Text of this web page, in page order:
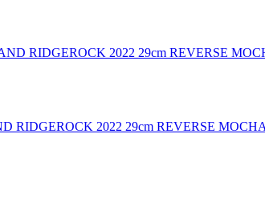
RIDGEROCK 2022 29cm REVERSE